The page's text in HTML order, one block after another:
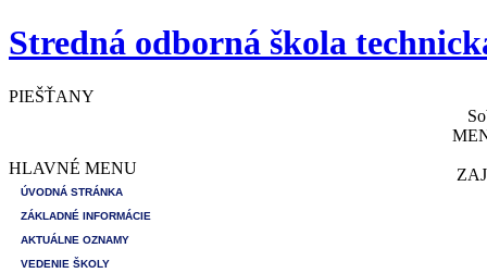
Stredná odborná škola
PIEŠŤANY
HLAVNÉ MENU
ÚVODNÁ STRÁNKA
ZÁKLADNÉ INFORMÁCIE
AKTUÁLNE OZNAMY
VEDENIE ŠKOLY